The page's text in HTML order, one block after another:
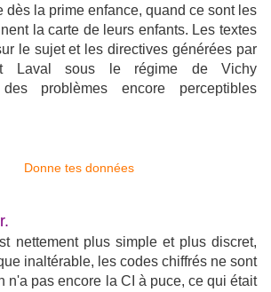
dès la prime enfance, quand ce sont les
la carte de leurs enfants. Les textes
le sujet et les directives générées par
Laval sous le régime de Vichy
problèmes encore perceptibles
nettement plus simple et plus discret,
inaltérable, les codes chiffrés ne sont
n'a pas encore la CI à puce, ce qui était